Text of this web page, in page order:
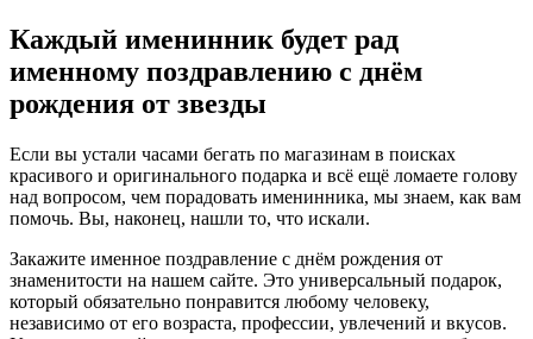
Каждый именинник будет рад
именному поздравлению с днём
рождения от звезды
Если вы устали часами бегать по магазинам в поисках
красивого и оригинального подарка и всё ещё ломаете голову
над вопросом, чем порадовать именинника, мы знаем, как вам
помочь. Вы, наконец, нашли то, что искали.
Закажите именное поздравление с днём рождения от
знаменитости на нашем сайте. Это универсальный подарок,
который обязательно понравится любому человеку,
независимо от его возраста, профессии, увлечений и вкусов.